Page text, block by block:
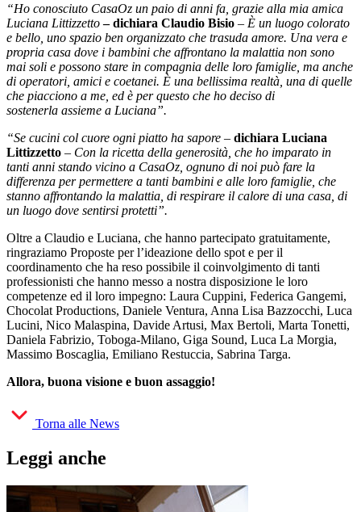
“Ho conosciuto CasaOz un paio di anni fa, grazie alla mia amica
Luciana Littizzetto– dichiara Claudio Bisio – È un luogo colorato
e bello, uno spazio ben organizzato che trasuda amore. Una vera e
propria casa dove i bambini che affrontano la malattia non sono
mai soli e possono stare in compagnia delle loro famiglie, ma anche
di operatori, amici e coetanei. È una bellissima realtà, una di quelle
che piacciono a me, ed è per questo che ho deciso di
sostenerla assieme a Luciana”.
“Se cucini col cuore ogni piatto ha sapore – dichiara Luciana
Littizzetto – Con la ricetta della generosità, che ho imparato in
tanti anni stando vicino a CasaOz, ognuno di noi può fare la
differenza per permettere a tanti bambini e alle loro famiglie, che
stanno affrontando la malattia, di respirare il calore di una casa, di
un luogo dove sentirsi protetti”.
Oltre a Claudio e Luciana, che hanno partecipato gratuitamente,
ringraziamo Proposte per l’ideazione dello spot e per il
coordinamento che ha reso possibile il coinvolgimento di tanti
professionisti che hanno messo a nostra disposizione le loro
competenze ed il loro impegno: Laura Cuppini, Federica Gangemi,
Chocolat Productions, Daniele Ventura, Anna Lisa Bazzocchi, Luca
Lucini, Nico Malaspina, Davide Artusi, Max Bertoli, Marta Tonetti,
Daniela Fabrizio, Toboga-Milano, Giga Sound, Luca La Morgia,
Massimo Boscaglia, Emiliano Restuccia, Sabrina Targa.
Allora, buona visione e buon assaggio!
Torna alle News
Leggi anche